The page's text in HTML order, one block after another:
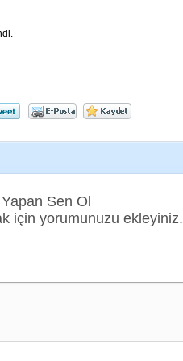
Sen Ol
için yorumunuzu ekleyiniz.